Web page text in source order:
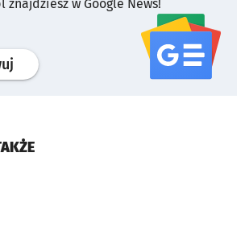
znajdziesz w Google News!
profil serwisu